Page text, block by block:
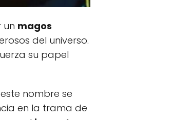
un magos
del universo.
su papel
nombre se
en la trama de